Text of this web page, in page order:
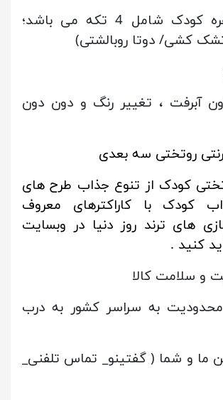
روتختی یکنفره کودک شامل 4 تکه می باشد؛
کشی/ دوتا روبالشتی)
آبرفت ، تغییر رنگ و دون دون
روتختی سه بعدی
کودک از تنوع جذاب طرح های
کودک با کاراکترهای معروف
های ترند روز دنیا در وبسایت
کنید .
و سلامت کالا
به سراسر کشور به درب
ما و شما ( گفتینو_ تماس تلفنی_